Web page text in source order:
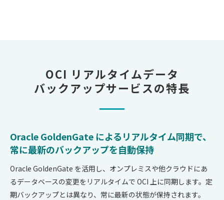
OCI リアルタイムデータ
バックアップサービスの特長
Oracle GoldenGate によるリアルタイム同期で、
常に最新のバックアップを自動保持
Oracle GoldenGate を活用し、オンプレミスや他クラウドにあ
るデータベースの変更をリアルタイムで OCI 上に同期します。定
期バックアップとは異なり、常に最新の状態が保持されます。